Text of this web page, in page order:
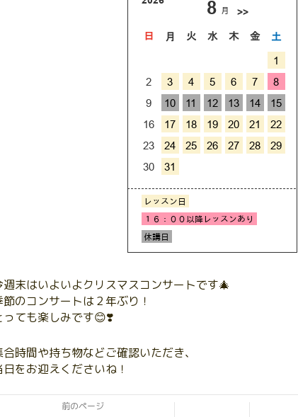
週末はいよいよクリスマスコンサートです🎄
節のコンサートは２年ぶり！
っても楽しみです😊❣️
合時間や持ち物などご確認いただき、
日をお迎えくださいね！
前のページ